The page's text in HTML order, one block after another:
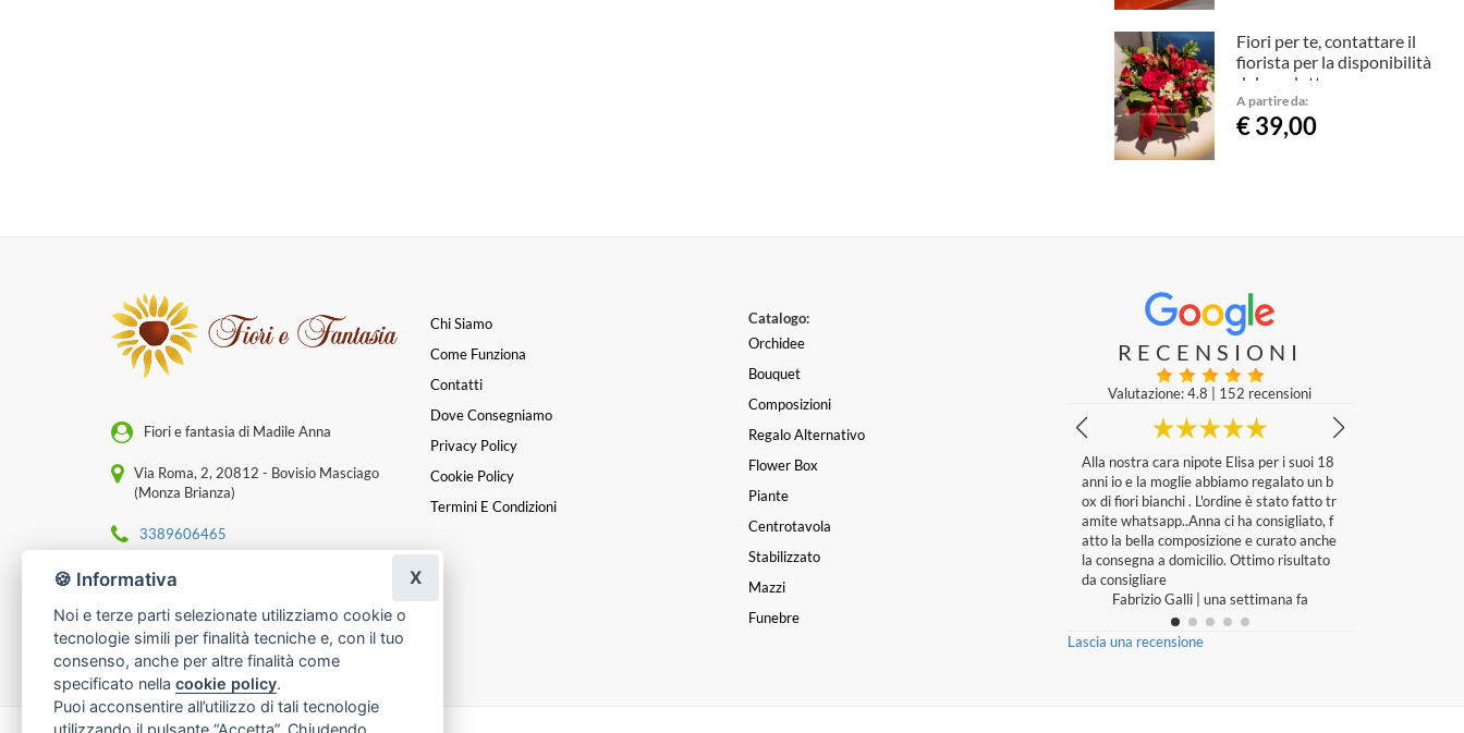
Fiori per te, contattare il
fiorista per la disponibilità
del prodotto
A partire da:
€ 39,00
Fiori e fantasia di Madile Anna
Via Roma, 2, 20812 - Bovisio Masciago
(Monza Brianza)
3389606465
[email protected]
P. IVA 04765640968
Chi Siamo
Come Funziona
Contatti
Dove Consegniamo
Privacy Policy
Cookie Policy
Termini E Condizioni
Catalogo:
Orchidee
Bouquet
Composizioni
Regalo Alternativo
Flower Box
Piante
Centrotavola
Stabilizzato
Mazzi
Funebre
RECENSIONI
Valutazione: 4.8 152 recensioni
Mario Valaderio
Alla nostra cara nipote Elisa per i suoi 18
anni io e la moglie abbiamo regalato un b
ox di fiori bianchi . L'ordine è stato fatto tr
amite whatsapp..Anna ci ha consigliato, f
atto la bella composizione e curato anche
la consegna a domicilio. Ottimo risultato
da consigliare
Fabrizio Galli
una settimana fa
Lascia una recensione
🍪 Informativa
Noi e terze parti selezionate utilizziamo cookie o
tecnologie simili per finalità tecniche e, con il tuo
consenso, anche per altre finalità come
specificato nella cookie policy.
Puoi acconsentire all’utilizzo di tali tecnologie
utilizzando il pulsante “Accetta”. Chiudendo
X